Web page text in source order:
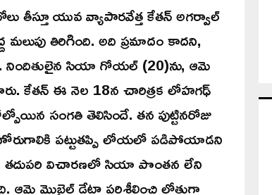
తీస్తూ యువ వ్యాపారవేత్త కేతన్ అగర్వాల్
తిరిగింది. అది ప్రమాదం కాదని,
నిందితులైన సియా గోయల్ (20)ను, ఆమె
కేతన్ ఈ నెల 18న చారిత్రక లోహగఢ్
సంగతి తెలిసిందే. తన పుట్టినరోజు
హోరుగాలికి పట్టుతప్పి లోయలో పడిపోయాడని
విచారణలో సియా పొంతన లేని
ఆమె మొబైల్ డేటా పరిశీలించి లోతుగా